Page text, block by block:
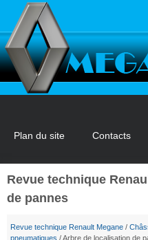
Plan du site Contacts
Revue technique
de pannes
Revue technique Renault Megane /
pneumatiques / Arbre de localisation de